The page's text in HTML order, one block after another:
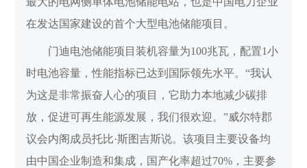
在发达国家建设的首个大型电池储能项目。
门迪电池储能项目装机容量为100兆瓦，配置1小
时电池容量，性能指标已达到国际领先水平。“我认
为这是非常振奋人心的项目，它助力本地减少碳排
放，促进可再生能源发展，我们很欢迎。”威尔特郡
议会内阁成员托比·斯图吉斯说。该项目主要设备均
由中国企业制造和集成，国产化率超过70%，主要参